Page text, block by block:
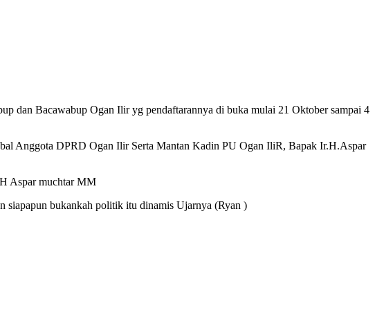
dan Bacawabup Ogan Ilir yg pendaftarannya di buka mulai 21 Oktober sampai 4
Anggota DPRD Ogan Ilir Serta Mantan Kadin PU Ogan IliR, Bapak Ir.H.Aspar
Aspar muchtar MM
siapapun bukankah politik itu dinamis Ujarnya (Ryan )